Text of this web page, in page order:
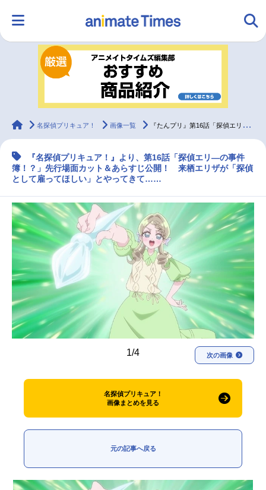
ランキング アニメ
ラジオ みんなの声
マンガ・ラノベ ゲーム・アプリ 音楽 コスプレ
2.5次元 配信・Vtuber 無料マンガ
最新記事一覧
アニメ記事一覧 声優記事一覧
アニメ映画一覧 実写化映画一覧
今期アニメ曜日別一覧
春アニメ 夏アニメ
animateTimes
名探偵プリキュア！ 画像一覧 『たんプリ』第16話「探偵エリ―の事件簿！？」先行場面カット＆あらすじ
『名探偵プリキュア！』より、第16話「探偵エリ―の事件
簿！？」先行場面カット＆あらすじ公開！ 来栖エリザが「探偵
として雇ってほしい」とやってきて……
1/4 次の画像
名探偵プリキュア！
画像まとめを見る
元の記事へ戻る